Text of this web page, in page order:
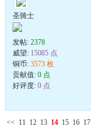
圣骑士
发帖: 2378
威望: 15085 点
铜币: 3573 枚
贡献值: 0 点
好评度: 0 点
<< 11 12 13 14 15 16 17